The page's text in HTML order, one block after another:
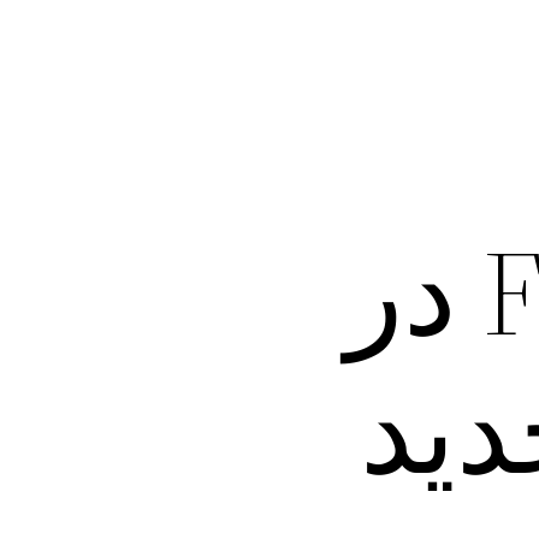
فیلترشکن Fluffy VPN در